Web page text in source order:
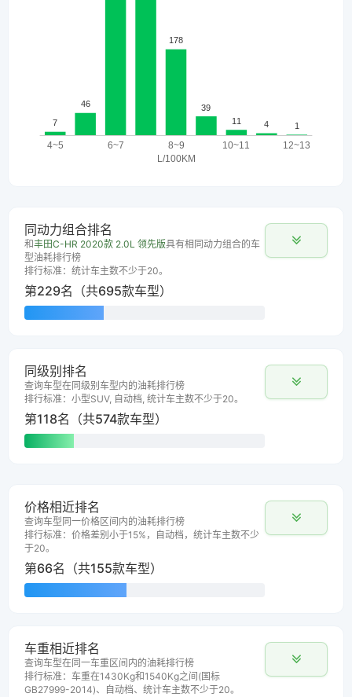
同动力组合排名
和丰田C-HR 2020款 2.0L 领先版具有相同动力组合的车
型油耗排行榜
排行标准：统计车主数不少于20。
第229名（共695款车型）
同级别排名
查询车型在同级别车型内的油耗排行榜
排行标准：小型SUV, 自动档, 统计车主数不少于20。
第118名（共574款车型）
价格相近排名
查询车型同一价格区间内的油耗排行榜
排行标准：价格差别小于15%，自动档，统计车主数不少
于20。
第66名（共155款车型）
车重相近排名
查询车型在同一车重区间内的油耗排行榜
排行标准：车重在1430Kg和1540Kg之间(国标
GB27999-2014)、自动档、统计车主数不少于20。